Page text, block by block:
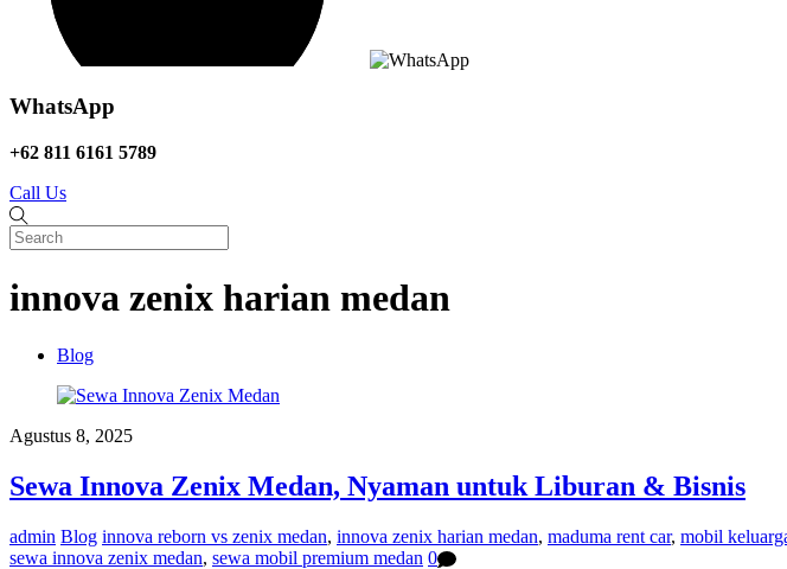
WhatsApp
+62 811 6161 5789
Call Us
innova zenix harian medan
Blog
Agustus 8, 2025
Sewa Innova Zenix Medan, Nyaman untuk Liburan & Bisnis
admin Blog innova reborn vs zenix medan, innova zenix harian medan, maduma rent car, mobil
sewa innova zenix medan, sewa mobil premium medan 0